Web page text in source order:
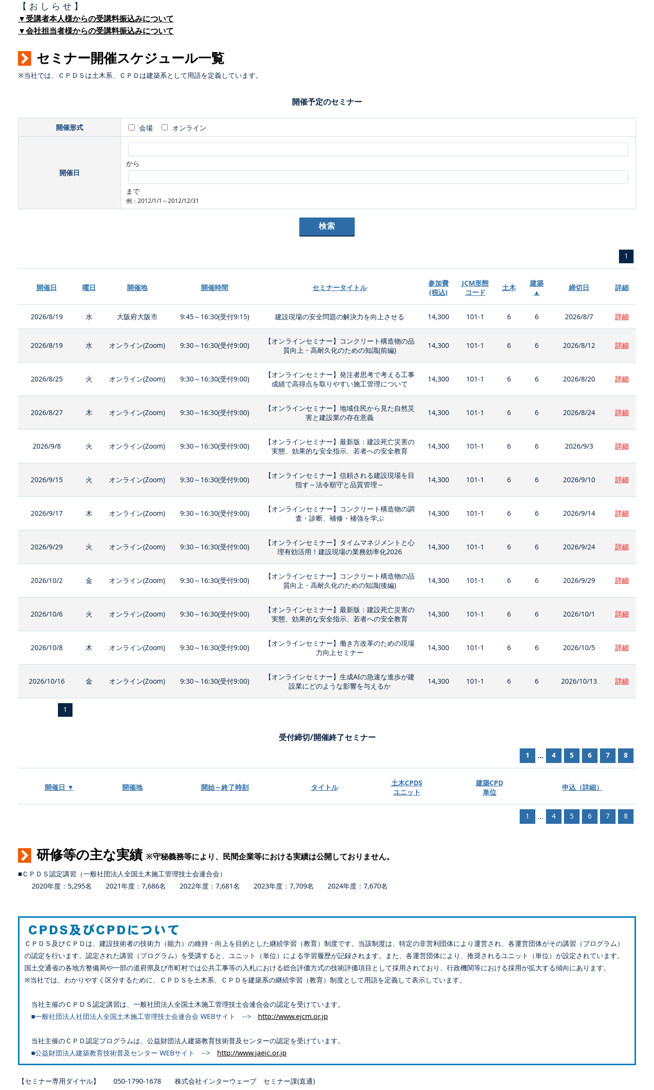
【 お し ら せ 】
▼受講者本人様からの受講料振込みについて
▼会社担当者様からの受講料振込みについて
セミナー開催スケジュール一覧
※当社では、ＣＰＤＳは土木系、ＣＰＤは建築系として用語を定義しています。
開催予定のセミナー
開催形式 会場 オンライン
開催日
から
まで
例：2012/1/1～2012/12/31
1
開催日 曜日 開催地 開催時間 セミナータイトル
参加費
(税込)
JCM形態
コード
土木
建築
▲
締切日 詳細
2026/8/19 水 大阪府大阪市 9:45～16:30(受付9:15) 建設現場の安全問題の解決力を向上させる 14,300 101-1 6 6 2026/8/7 詳細
2026/8/19 水 オンライン(Zoom) 9:30～16:30(受付9:00)
【オンラインセミナー】コンクリート構造物の品
質向上・高耐久化のための知識(前編)
14,300 101-1 6 6 2026/8/12 詳細
2026/8/25 火 オンライン(Zoom) 9:30～16:30(受付9:00)
【オンラインセミナー】発注者思考で考える工事
成績で高得点を取りやすい施工管理について
14,300 101-1 6 6 2026/8/20 詳細
2026/8/27 木 オンライン(Zoom) 9:30～16:30(受付9:00)
【オンラインセミナー】地域住民から見た自然災
害と建設業の存在意義
14,300 101-1 6 6 2026/8/24 詳細
2026/9/8 火 オンライン(Zoom) 9:30～16:30(受付9:00)
【オンラインセミナー】最新版：建設死亡災害の
実態、効果的な安全指示、若者への安全教育
14,300 101-1 6 6 2026/9/3 詳細
2026/9/15 火 オンライン(Zoom) 9:30～16:30(受付9:00)
【オンラインセミナー】信頼される建設現場を目
指す～法令順守と品質管理～
14,300 101-1 6 6 2026/9/10 詳細
2026/9/17 木 オンライン(Zoom) 9:30～16:30(受付9:00)
【オンラインセミナー】コンクリート構造物の調
査・診断、補修・補強を学ぶ
14,300 101-1 6 6 2026/9/14 詳細
2026/9/29 火 オンライン(Zoom) 9:30～16:30(受付9:00)
【オンラインセミナー】タイムマネジメントと心
理有効活用！建設現場の業務効率化2026
14,300 101-1 6 6 2026/9/24 詳細
2026/10/2 金 オンライン(Zoom) 9:30～16:30(受付9:00)
【オンラインセミナー】コンクリート構造物の品
質向上・高耐久化のための知識(後編)
14,300 101-1 6 6 2026/9/29 詳細
2026/10/6 火 オンライン(Zoom) 9:30～16:30(受付9:00)
【オンラインセミナー】最新版：建設死亡災害の
実態、効果的な安全指示、若者への安全教育
14,300 101-1 6 6 2026/10/1 詳細
2026/10/8 木 オンライン(Zoom) 9:30～16:30(受付9:00)
【オンラインセミナー】働き方改革のための現場
力向上セミナー
14,300 101-1 6 6 2026/10/5 詳細
2026/10/16 金 オンライン(Zoom) 9:30～16:30(受付9:00)
【オンラインセミナー】生成AIの急速な進歩が建
設業にどのような影響を与えるか
14,300 101-1 6 6 2026/10/13 詳細
1
受付締切/開催終了セミナー
1 ... 4 5 6 7 8
開催日 ▼ 開催地 開始～終了時刻 タイトル
土木CPDS
ユニット
建築CPD
単位
申込（詳細）
1 ... 4 5 6 7 8
研修等の主な実績 ※守秘義務等により、民間企業等における実績は公開しておりません。
■ＣＰＤＳ認定講習（一般社団法人全国土木施工管理技士会連合会）
2020年度：5,295名 2021年度：7,686名 2022年度：7,681名 2023年度：7,709名 2024年度：7,670名
ＣＰＤＳ及びＣＰＤは、建設技術者の技術力（能力）の維持・向上を目的とした継続学習（教育）制度です。当該制度は、特定の非営利団体により運営され、各運営団体がその講習（プログラム）
の認定を行います。認定された講習（プログラム）を受講すると、ユニット（単位）による学習履歴が記録されます。また、各運営団体により、推奨されるユニット（単位）が設定されています。
国土交通省の各地方整備局や一部の道府県及び市町村では公共工事等の入札における総合評価方式の技術評価項目として採用されており、行政機関等における採用が拡大する傾向にあります。
※当社では、わかりやすく区分するために、ＣＰＤＳを土木系、ＣＰＤを建築系の継続学習（教育）制度として用語を定義して表示しています。
当社主催のＣＰＤＳ認定講習は、一般社団法人全国土木施工管理技士会連合会の認定を受けています。
■一般社団法人社団法人全国土木施工管理技士会連合会 WEBサイト --> http://www.ejcm.or.jp
当社主催のＣＰＤ認定プログラムは、公益財団法人建築教育技術普及センターの認定を受けています。
■公益財団法人建築教育技術普及センター WEBサイト --> http://www.jaeic.or.jp
【セミナー専用ダイヤル】 050-1790-1678 株式会社インターウェーブ セミナー課(直通)